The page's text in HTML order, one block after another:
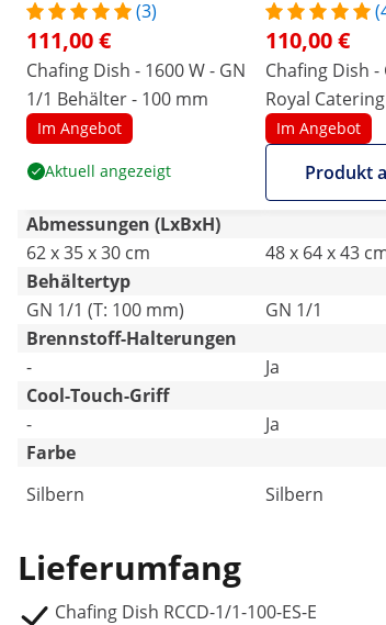
(3)
111,00 €
Chafing Dish - 1600 W - GN
1/1 Behälter - 100 mm
Im Angebot
Aktuell angezeigt
110,00 €
Chafing Dish -
Royal
Im Angebot
Produkt
Abmessungen (LxBxH)
62 x 35 x 30 cm
48 x 64 x 43
Behältertyp
GN 1/1 (T: 100 mm)
GN 1/1
Brennstoff-Halterungen
-
Ja
Cool-Touch-Griff
-
Ja
Farbe
Silbern
Silbern
Lieferumfang
Chafing Dish RCCD-1/1-100-ES-E